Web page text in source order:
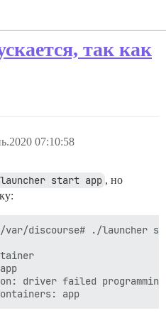
так как
07:10:58
start app , но
var/discourse# ./launcher
driver failed